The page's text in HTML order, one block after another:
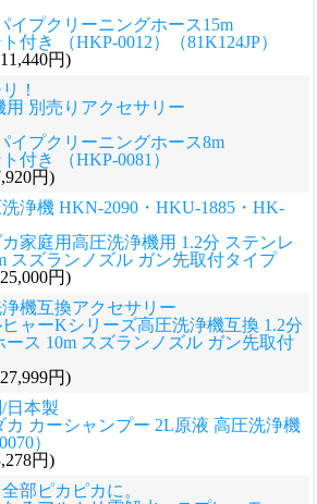
イプクリーニングホース15m
付き （HKP-0012）（81K124JP）
円)
！
用 別売りアクセサリー
イプクリーニングホース8m
付き （HKP-0081）
円)
浄機 HKN-2090・HKU-1885・HK-
カ家庭用高圧洗浄機用 1.2分 ステンレ
スズランノズル ガン先取付タイプ
円)
機互換アクセサリー
ヒャーKシリーズ高圧洗浄機互換 1.2分
ース 10m スズランノズル ガン先取付
円)
日本製
カ カーシャンプー 2L原液 高圧洗浄機
）
円)
部ピカピカに。